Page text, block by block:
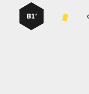
81’